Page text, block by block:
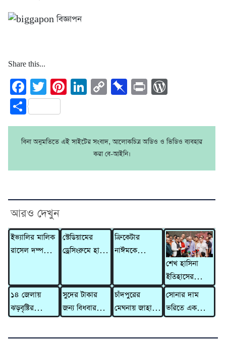
Share this...
Facebook
TwitterPinterest
LinkedIn
CopyPinboard
Print
Share
বিনা অনুমতিতে এই সাইটের সংবাদ, আলোকচিত্র অডিও ও ভিডিও ব্যবহার
করা বে-আইনি।
আরও দেখুন
ইভ্যালির মালিক
রাসেল দম্পতির
মানিলন্ডারিং
মামলা
স্টেডিয়ামের
ড্রেসিংরুমে হাতে
ইরান
ক্রিকেটার
নাঈমকে
প্রত্যাহার
শেখ হাসিনা
ইতিহাসের
নিকৃষ্টতম ও ঘৃণ্য
ফ্যাসিস্ট ছিলেন :
রিজভী
১৪ জেলায়
ঝড়বৃষ্টির
সুদের টাকার
জন্য বিধবার
চাঁদপুরের
মেঘনায় জাহাজে
সোনার দাম
ভরিতে একলাফে